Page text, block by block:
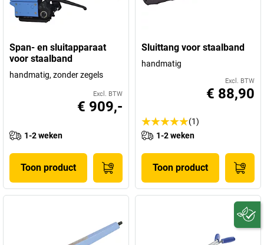
Span- en sluitapparaat
voor staalband
handmatig, zonder zegels
Excl. BTW
€ 909,-
1-2 weken
Toon product
Sluittang voor staalband
handmatig
Excl. BTW
€ 88,90
(1)
1-2 weken
Toon product